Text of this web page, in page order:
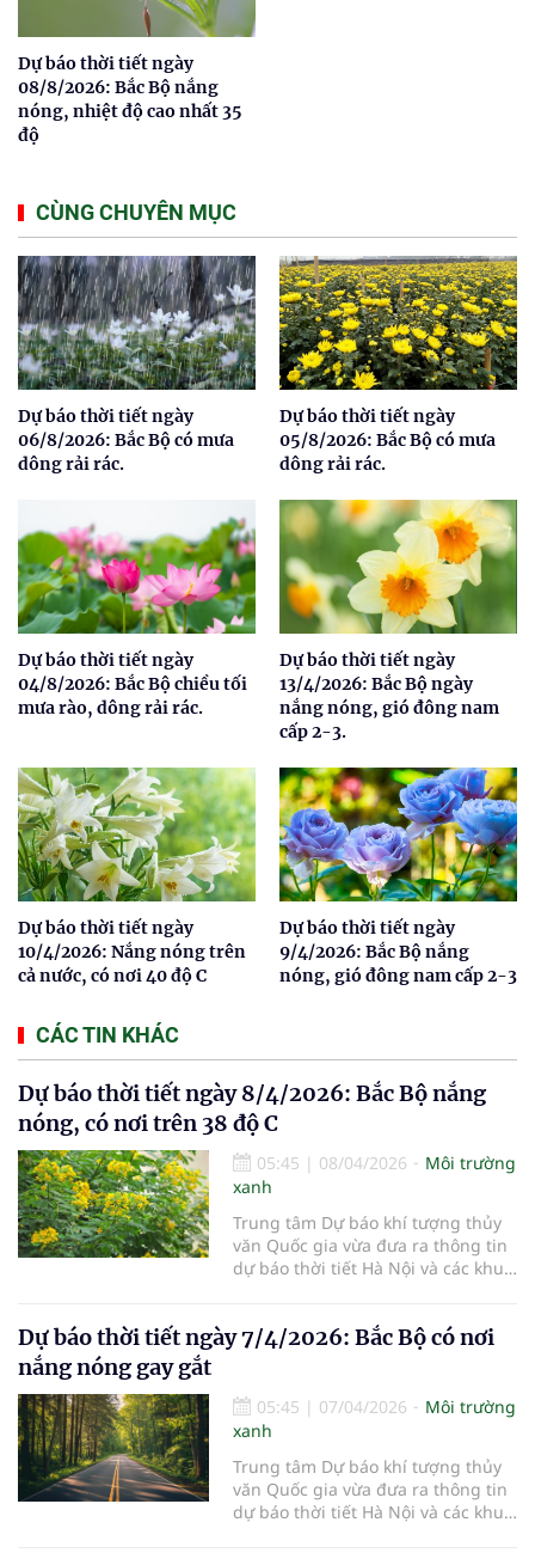
Dự báo thời tiết ngày
08/8/2026: Bắc Bộ nắng
nóng, nhiệt độ cao nhất 35
độ
CÙNG CHUYÊN MỤC
Dự báo thời tiết ngày
06/8/2026: Bắc Bộ có mưa
dông rải rác.
Dự báo thời tiết ngày
05/8/2026: Bắc Bộ có mưa
dông rải rác.
Dự báo thời tiết ngày
04/8/2026: Bắc Bộ chiều tối
mưa rào, dông rải rác.
Dự báo thời tiết ngày
13/4/2026: Bắc Bộ ngày
nắng nóng, gió đông nam
cấp 2-3.
Dự báo thời tiết ngày
10/4/2026: Nắng nóng trên
cả nước, có nơi 40 độ C
Dự báo thời tiết ngày
9/4/2026: Bắc Bộ nắng
nóng, gió đông nam cấp 2-3
CÁC TIN KHÁC
Dự báo thời tiết ngày 8/4/2026: Bắc Bộ nắng
nóng, có nơi trên 38 độ C
05:45 | 08/04/2026
Môi trường
xanh
Trung tâm Dự báo khí tượng thủy
văn Quốc gia vừa đưa ra thông tin
dự báo thời tiết Hà Nội và các khu
Dự báo thời tiết ngày 7/4/2026: Bắc Bộ có nơi
nắng nóng gay gắt
05:45 | 07/04/2026
Môi trường
xanh
Trung tâm Dự báo khí tượng thủy
văn Quốc gia vừa đưa ra thông tin
dự báo thời tiết Hà Nội và các khu